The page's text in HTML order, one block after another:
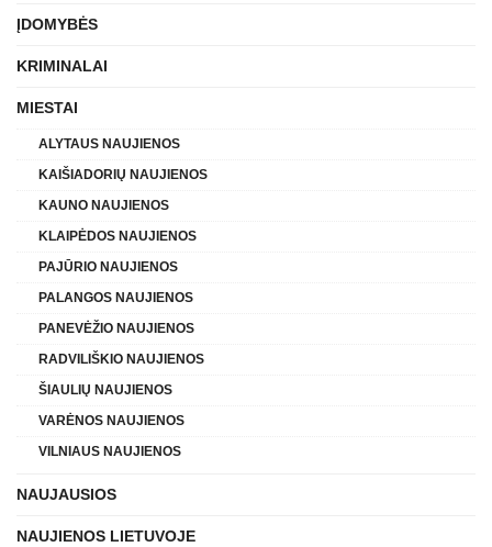
ĮDOMYBĖS
KRIMINALAI
MIESTAI
ALYTAUS NAUJIENOS
KAIŠIADORIŲ NAUJIENOS
KAUNO NAUJIENOS
KLAIPĖDOS NAUJIENOS
PAJŪRIO NAUJIENOS
PALANGOS NAUJIENOS
PANEVĖŽIO NAUJIENOS
RADVILIŠKIO NAUJIENOS
ŠIAULIŲ NAUJIENOS
VARĖNOS NAUJIENOS
VILNIAUS NAUJIENOS
NAUJAUSIOS
NAUJIENOS LIETUVOJE